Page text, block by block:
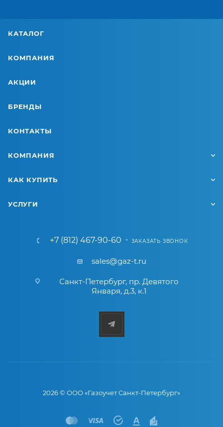
КАТАЛОГ
КОМПАНИЯ
АКЦИИ
БРЕНДЫ
КОНТАКТЫ
КОМПАНИЯ
КАК КУПИТЬ
УСЛУГИ
+7 (812) 467-90-60 ЗАКАЗАТЬ ЗВОНОК
sales@gaz-t.ru
Санкт-Петербург, пр. Девятого
Января, д.3, к.1
2026 © ООО «Газоучет Санкт-Петербург»